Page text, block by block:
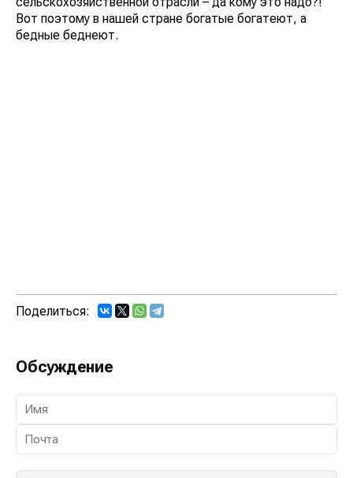
Вот поэтому в нашей стране богатые богатеют, а
бедные беднеют.
Поделиться:
Обсуждение